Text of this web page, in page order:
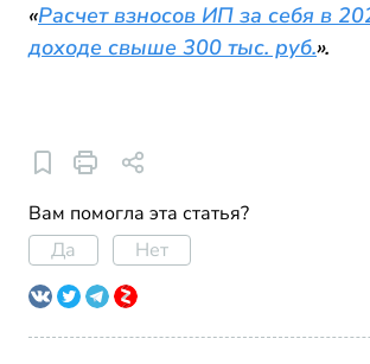
«Расчет взносов ИП за себя в
доходе свыше 300 тыс. руб.».
Вам помогла эта статья?
Да
Нет